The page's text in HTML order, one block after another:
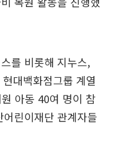
를 비롯해 지누스,
대백화점그룹 계열
아동 40여 명이 참
린이재단 관계자들